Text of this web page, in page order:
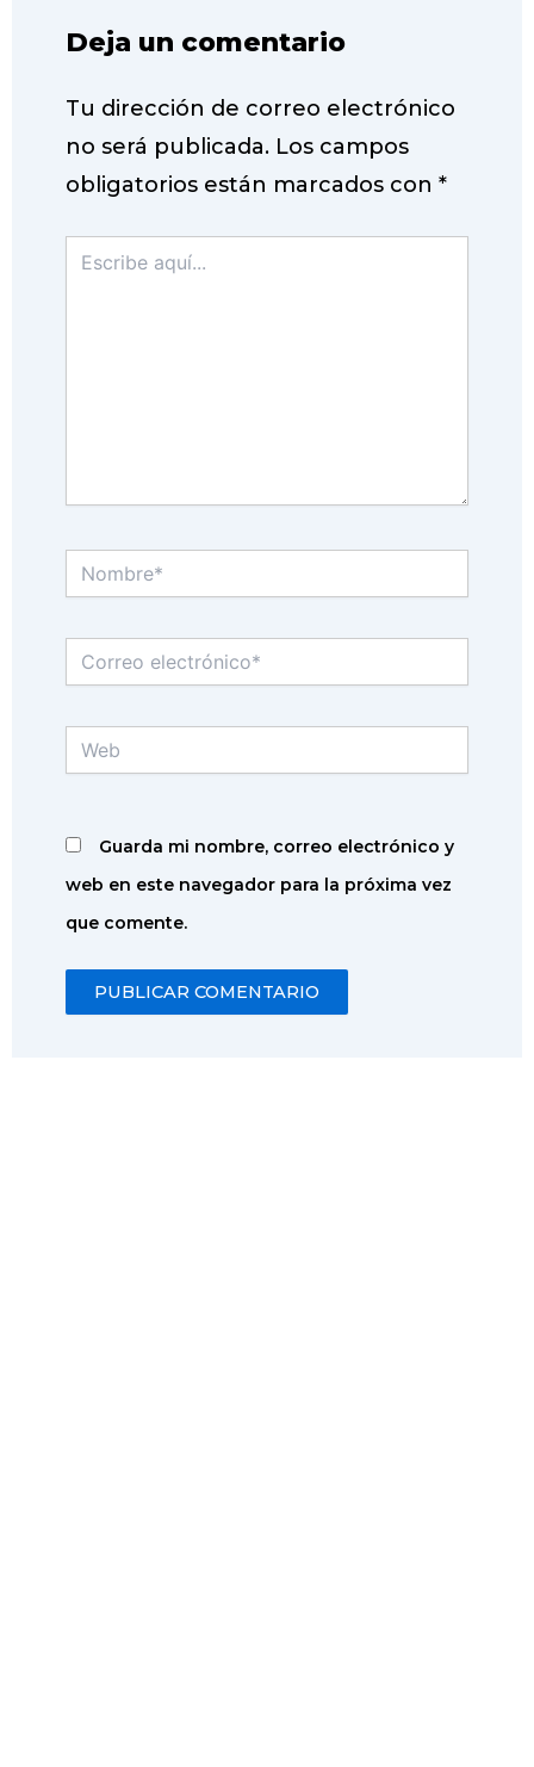
Deja un comentario
Tu dirección de correo electrónico
no será publicada. Los campos
obligatorios están marcados con *
Escribe
aquí...
Nombre*
Correo
electrónico*
Web
Guarda mi nombre, correo electrónico y
web en este navegador para la próxima vez
que comente.